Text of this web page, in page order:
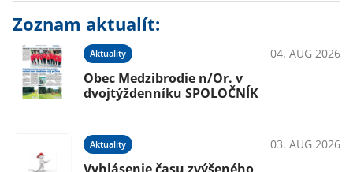
Zoznam aktualít:
Aktuality 04. AUG 2026
Obec Medzibrodie n/Or. v
dvojtýždenníku SPOLOČNÍK
Aktuality 03. AUG 2026